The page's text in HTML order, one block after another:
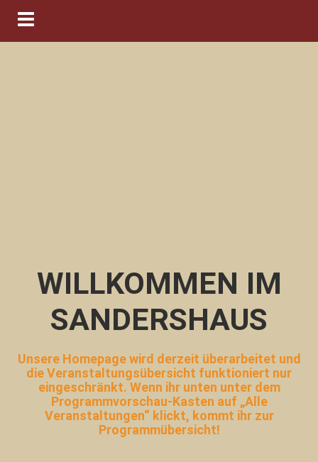
Navigation ein-/ausblenden
WILLKOMMEN IM
SANDERSHAUS
Unsere Homepage wird derzeit überarbeitet und
die Veranstaltungsübersicht funktioniert nur
eingeschränkt. Wenn ihr unten unter dem
Programmvorschau-Kasten auf „Alle
Veranstaltungen“ klickt, kommt ihr zur
Programmübersicht!